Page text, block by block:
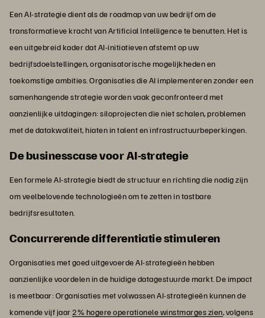
Een AI-strategie dient als de roadmap van uw bedrijf om de
transformatieve kracht van Artificial Intelligence te benutten. Het is
een uitgebreid kader dat AI-initiatieven afstemt op uw
bedrijfsdoelstellingen, organisatorische mogelijkheden en
toekomstige ambities. Organisaties die AI implementeren zonder een
samenhangende strategie worden vaak geconfronteerd met
aanzienlijke uitdagingen: siloprojecten die niet schalen, problemen
met de datakwaliteit, hiaten in talent en infrastructuurbeperkingen.
De businesscase voor AI-strategie
Een formele AI-strategie biedt de structuur en richting die nodig zijn
om veelbelovende technologieën om te zetten in tastbare
bedrijfsresultaten.
Concurrerende differentiatie stimuleren
Organisaties met goed uitgevoerde AI-strategieën hebben
aanzienlijke voordelen in de huidige datagestuurde markt. De impact
is meetbaar: Organisaties met volwassen AI-strategieën kunnen de
komende vijf jaar2% hogere operationele winstmarges zien, volgens